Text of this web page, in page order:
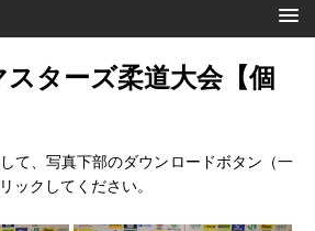
ターズ柔道大会【個
て、写真下部のダウンロードボタン（一
ックしてください。